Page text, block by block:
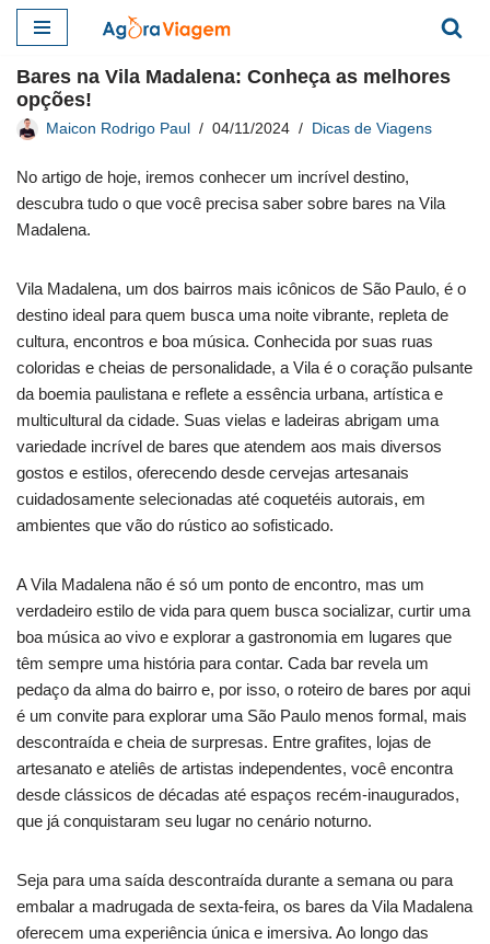
para
o
conteúdo
Bares na Vila Madalena: Conheça as melhores
opções!
Maicon Rodrigo Paul 04/11/2024 Dicas de Viagens
No artigo de hoje, iremos conhecer um incrível destino,
descubra tudo o que você precisa saber sobre bares na Vila
Madalena.
Vila Madalena, um dos bairros mais icônicos de São Paulo, é o
destino ideal para quem busca uma noite vibrante, repleta de
cultura, encontros e boa música. Conhecida por suas ruas
coloridas e cheias de personalidade, a Vila é o coração pulsante
da boemia paulistana e reflete a essência urbana, artística e
multicultural da cidade. Suas vielas e ladeiras abrigam uma
variedade incrível de bares que atendem aos mais diversos
gostos e estilos, oferecendo desde cervejas artesanais
cuidadosamente selecionadas até coquetéis autorais, em
ambientes que vão do rústico ao sofisticado.
A Vila Madalena não é só um ponto de encontro, mas um
verdadeiro estilo de vida para quem busca socializar, curtir uma
boa música ao vivo e explorar a gastronomia em lugares que
têm sempre uma história para contar. Cada bar revela um
pedaço da alma do bairro e, por isso, o roteiro de bares por aqui
é um convite para explorar uma São Paulo menos formal, mais
descontraída e cheia de surpresas. Entre grafites, lojas de
artesanato e ateliês de artistas independentes, você encontra
desde clássicos de décadas até espaços recém-inaugurados,
que já conquistaram seu lugar no cenário noturno.
Seja para uma saída descontraída durante a semana ou para
embalar a madrugada de sexta-feira, os bares da Vila Madalena
oferecem uma experiência única e imersiva. Ao longo das